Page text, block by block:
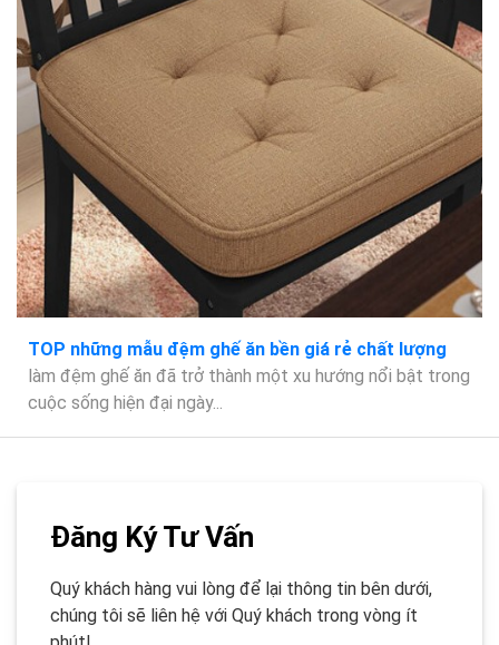
TOP những mẫu đệm ghế ăn bền giá rẻ chất lượng
làm đệm ghế ăn đã trở thành một xu hướng nổi bật trong
cuộc sống hiện đại ngày...
Đăng Ký Tư Vấn
Quý khách hàng vui lòng để lại thông tin bên dưới,
chúng tôi sẽ liên hệ với Quý khách trong vòng ít